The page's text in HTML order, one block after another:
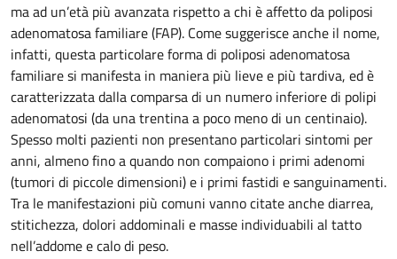
ma ad un’età più avanzata rispetto a chi è affetto da poliposi
adenomatosa familiare (FAP). Come suggerisce anche il nome,
infatti, questa particolare forma di poliposi adenomatosa
familiare si manifesta in maniera più lieve e più tardiva, ed è
caratterizzata dalla comparsa di un numero inferiore di polipi
adenomatosi (da una trentina a poco meno di un centinaio).
Spesso molti pazienti non presentano particolari sintomi per
anni, almeno fino a quando non compaiono i primi adenomi
(tumori di piccole dimensioni) e i primi fastidi e sanguinamenti.
Tra le manifestazioni più comuni vanno citate anche diarrea,
stitichezza, dolori addominali e masse individuabili al tatto
nell’addome e calo di peso.